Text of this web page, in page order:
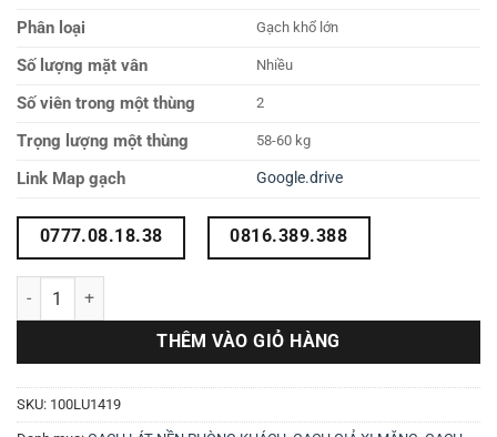
Phân loại Gạch khổ lớn
Số lượng mặt vân Nhiều
Số viên trong một thùng 2
Trọng lượng một thùng 58-60 kg
Link Map gạch Google.drive
0777.08.18.38 0816.389.388
Gạch lát nền 1000×1000 100LU1419 số lượng
THÊM VÀO GIỎ HÀNG
SKU: 100LU1419